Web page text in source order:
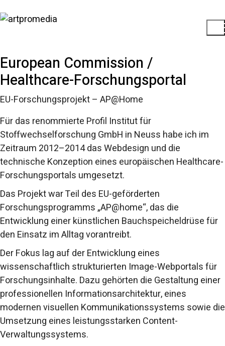
European Commission /
Healthcare-Forschungsportal
EU-Forschungsprojekt – AP@Home
Für das renommierte Profil Institut für
Stoffwechselforschung GmbH in Neuss habe ich im
Zeitraum 2012–2014 das Webdesign und die
technische Konzeption eines europäischen Healthcare-
Forschungsportals umgesetzt.
Das Projekt war Teil des EU-geförderten
Forschungsprogramms „AP@home“, das die
Entwicklung einer künstlichen Bauchspeicheldrüse für
den Einsatz im Alltag vorantreibt.
Der Fokus lag auf der Entwicklung eines
wissenschaftlich strukturierten Image-Webportals für
Forschungsinhalte. Dazu gehörten die Gestaltung einer
professionellen Informationsarchitektur, eines
modernen visuellen Kommunikationssystems sowie die
Umsetzung eines leistungsstarken Content-
Verwaltungssystems.